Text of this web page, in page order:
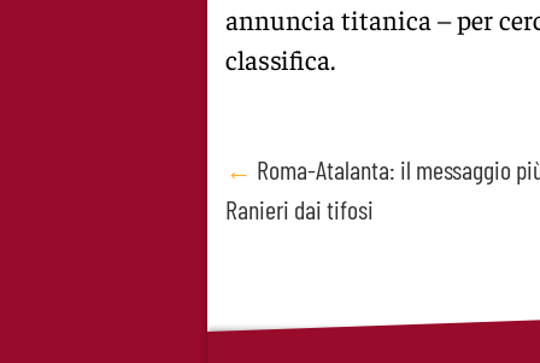
annuncia titanica – per
classifica.
Post
navigation
← Roma-Atalanta: il messaggio
Ranieri dai tifosi